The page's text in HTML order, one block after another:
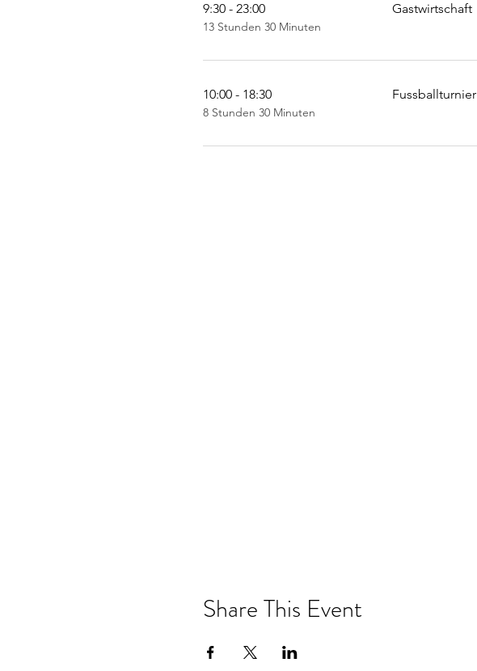
9:30 - 23:00
13 Stunden 30 Minuten
Gastwirtschaft
10:00 - 18:30
8 Stunden 30 Minuten
Fussballturnier
Share This Event